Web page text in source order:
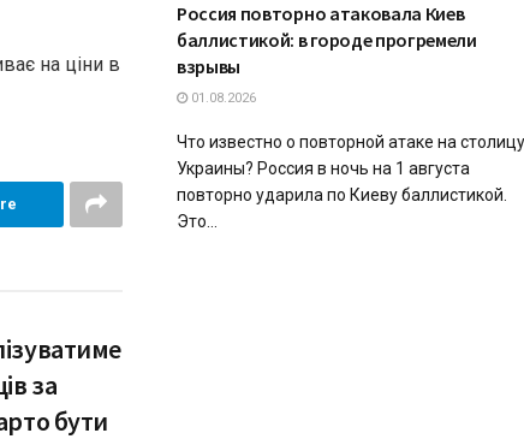
на ціни в
за
бути
Россия повторно атаковала Киев
баллистикой: в городе прогремели
взрывы
01.08.2026
Что известно о повторной атаке на столицу
Украины? Россия в ночь на 1 августа
повторно ударила по Киеву баллистикой.
Это...